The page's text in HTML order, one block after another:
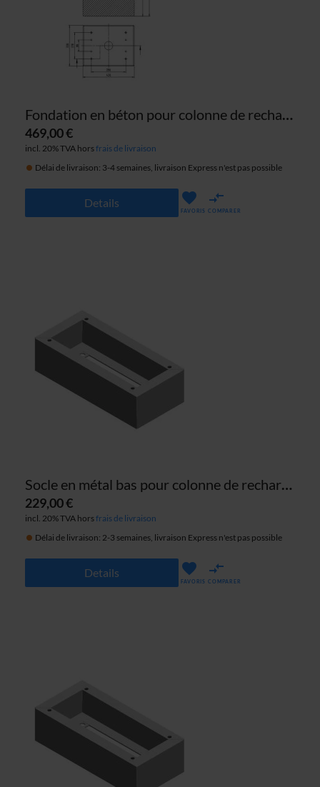
Fondation en béton pour colonne de recharge ABL eMC2
469,00 €
incl. 20% TVA horsfrais de livraison
Délai de livraison: 3-4 semaines, livraison Express n'est pas possible
Details
FAVORIS COMPARER
Socle en métal bas pour colonne de recharge ABL eMC2 (16 cm)
229,00 €
incl. 20% TVA horsfrais de livraison
Délai de livraison: 2-3 semaines, livraison Express n'est pas possible
Details
FAVORIS COMPARER